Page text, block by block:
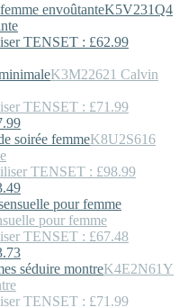
K5V231Q4
TENSET : £62.99
K3M22621 Calvin
TENSET : £71.99
K8U2S616
TENSET : £98.99
pour femme
TENSET : £67.48
K4E2N61Y
TENSET : £71.99